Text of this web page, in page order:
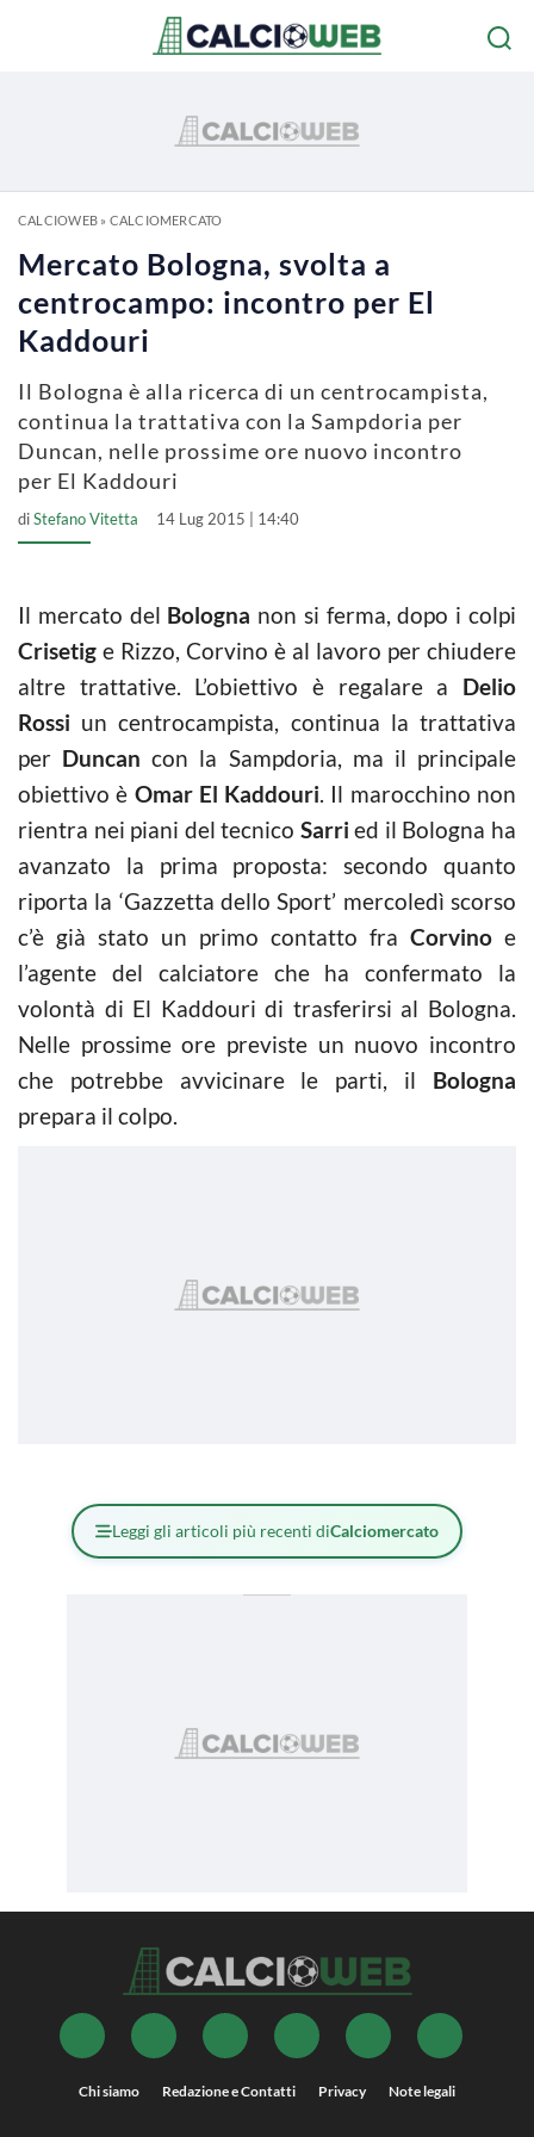
CALCIOWEB» CALCIOMERCATO
Mercato Bologna, svolta a
centrocampo: incontro per El
Kaddouri
Il Bologna è alla ricerca di un centrocampista,
continua la trattativa con la Sampdoria per
Duncan, nelle prossime ore nuovo incontro
per El Kaddouri
diStefano Vitetta 14 Lug 2015 | 14:40
Il mercato del Bologna non si ferma, dopo i colpi
Crisetig e Rizzo, Corvino è al lavoro per chiudere
altre trattative. L’obiettivo è regalare a Delio
Rossi un centrocampista, continua la trattativa
per Duncan con la Sampdoria, ma il principale
obiettivo è Omar El Kaddouri. Il marocchino non
rientra nei piani del tecnico Sarried il Bologna ha
avanzato la prima proposta: secondo quanto
riporta la ‘Gazzetta dello Sport’ mercoledì scorso
c’è già stato un primo contatto fra Corvino e
l’agente del calciatore che ha confermato la
volontà di El Kaddouri di trasferirsi al Bologna.
Nelle prossime ore previste un nuovo incontro
che potrebbe avvicinare le parti, il Bologna
prepara il colpo.
Leggi gli articoli più recenti diCalciomercato
Chi siamo Redazione e Contatti Privacy Note legali